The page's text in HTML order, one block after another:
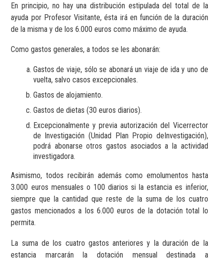
En principio, no hay una distribución estipulada del total de la
ayuda por Profesor Visitante, ésta irá en función de la duración
de la misma y de los 6.000 euros como máximo de ayuda.
Como gastos generales, a todos se les abonarán:
Gastos de viaje, sólo se abonará un viaje de ida y uno de
vuelta, salvo casos excepcionales.
Gastos de alojamiento.
Gastos de dietas (30 euros diarios).
Excepcionalmente y previa autorización del Vicerrector
de Investigación (Unidad Plan Propio deInvestigación),
podrá abonarse otros gastos asociados a la actividad
investigadora.
Asimismo, todos recibirán además como emolumentos hasta
3.000 euros mensuales o 100 diarios si la estancia es inferior,
siempre que la cantidad que reste de la suma de los cuatro
gastos mencionados a los 6.000 euros de la dotación total lo
permita.
La suma de los cuatro gastos anteriores y la duración de la
estancia marcarán la dotación mensual destinada a